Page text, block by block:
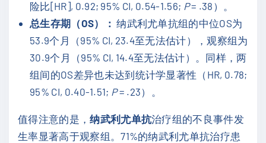
险比[HR], 0.92; 95% CI, 0.54-1.56; P= .38）。
总生存期（OS）： 纳武利尤单抗组的中位OS为
53.9个月（95% CI, 23.4至无法估计），观察组为
30.9个月（95% CI, 14.4至无法估计）。同样，两
组间的OS差异也未达到统计学显著性（HR, 0.78;
95% CI, 0.40-1.51; P= .23）。
值得注意的是，纳武利尤单抗治疗组的不良事件发
生率显著高于观察组。71%的纳武利尤单抗治疗患